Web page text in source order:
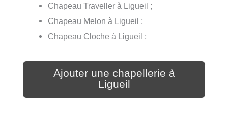
Chapeau Traveller à Ligueil ;
Chapeau Melon à Ligueil ;
Chapeau Cloche à Ligueil ;
Ajouter une chapellerie à
Ligueil